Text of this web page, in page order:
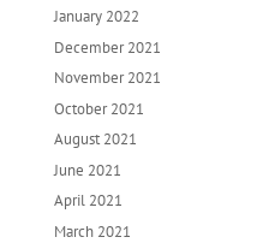
January 2022
December 2021
November 2021
October 2021
August 2021
June 2021
April 2021
March 2021